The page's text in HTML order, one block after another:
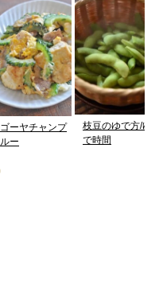
ゴーヤチャンプ
ルー
枝豆のゆで方/ゆ
で時間